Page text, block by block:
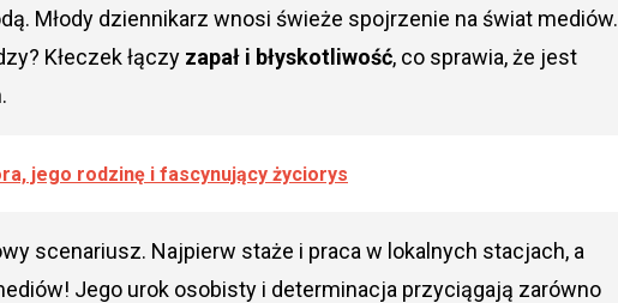
Młody dziennikarz wnosi świeże spojrzenie na świat mediów.
Kłeczek łączy zapał i błyskotliwość, co sprawia, że jest
jego rodzinę i fascynujący życiorys
scenariusz. Najpierw staże i praca w lokalnych stacjach, a
Jego urok osobisty i determinacja przyciągają zarówno